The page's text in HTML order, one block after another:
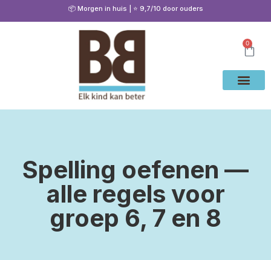
📦 Morgen in huis | ⭐ 9,7/10 door ouders
0
Spelling oefenen —
alle regels voor
groep 6, 7 en 8